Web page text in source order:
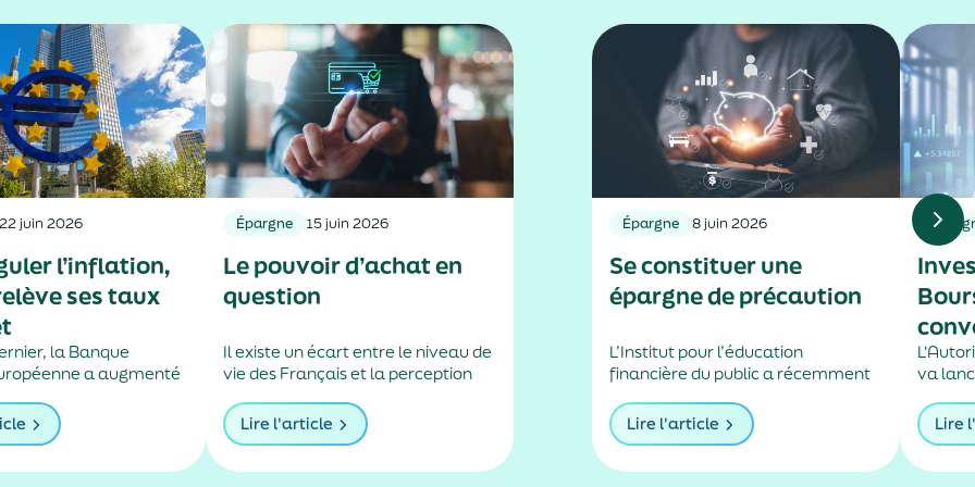
22 juin 2026
l’inflation,
ses taux
la Banque
a augmenté
décidé pour
de la hausse des
Épargne 15 juin 2026
Le pouvoir d’achat en
question
Il existe un écart entre le niveau de
vie des Français et la perception
éclairage des services de Matignon
qui essaie d’en trouver les raisons.
Lire l'article
Épargne 8 juin 2026
Se constituer une
épargne de précaution
L’Institut pour l’éducation
financière du public a récemment
laquelle est expliquée la manière
de se construire un matelas
Lire l'article
de
le
va
parmi
Lire